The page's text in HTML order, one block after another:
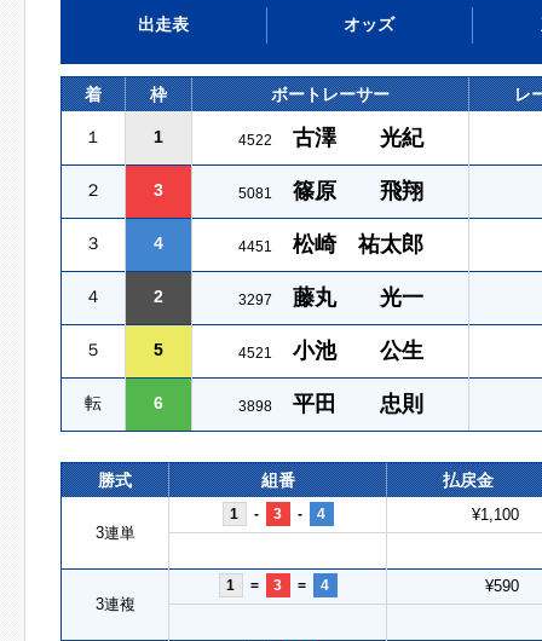
出走表 オッズ
着 枠 ボートレーサー レ
１ 1 4522 古澤 光紀
２ 3 5081 篠原 飛翔
３ 4 4451 松崎 祐太郎
４ 2 3297 藤丸 光一
５ 5 4521 小池 公生
転 6 3898 平田 忠則
勝式 組番 払戻金
3連単
1 - 3 - 4 ¥1,100
3連複
1 = 3 = 4 ¥590